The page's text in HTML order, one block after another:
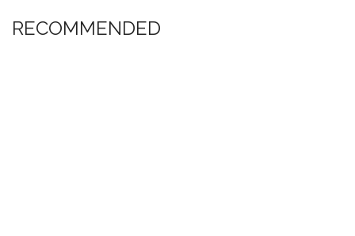
RECOMMENDED